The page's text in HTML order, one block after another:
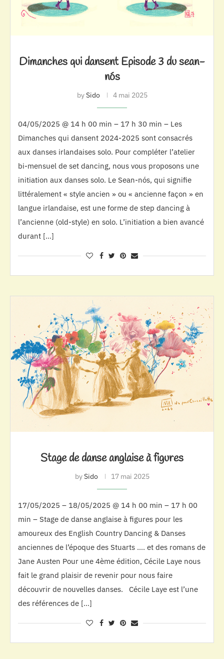
Dimanches qui dansent Episode 3 du sean-
nós
bySido 4 mai 2025
04/05/2025 @ 14 h 00 min – 17 h 30 min – Les
Dimanches qui dansent 2024-2025 sont consacrés
aux danses irlandaises solo. Pour compléter l’atelier
bi-mensuel de set dancing, nous vous proposons une
initiation aux danses solo. Le Sean-nós, qui signifie
littéralement « style ancien » ou « ancienne façon » en
langue irlandaise, est une forme de step dancing à
l’ancienne (old-style) en solo. L’initiation a bien avancé
durant […]
Stage de danse anglaise à figures
bySido 17 mai 2025
17/05/2025 – 18/05/2025 @ 14 h 00 min – 17 h 00
min – Stage de danse anglaise à figures pour les
amoureux des English Country Dancing & Danses
anciennes de l’époque des Stuarts …. et des romans de
Jane Austen Pour une 4ème édition, Cécile Laye nous
fait le grand plaisir de revenir pour nous faire
découvrir de nouvelles danses. Cécile Laye est l’une
des références de […]